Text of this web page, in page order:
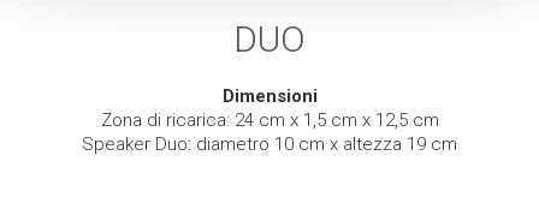
DUO
Dimensioni
Zona di ricarica: 24 cm x 1,5 cm x 12,5 cm
Speaker Duo: diametro 10 cm x altezza 19 cm